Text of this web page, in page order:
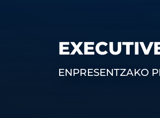
ENPRESENTZAKO